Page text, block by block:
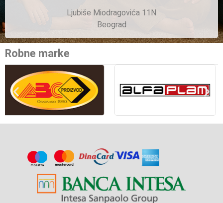
Ljubiše Miodragovića 11N
Beograd
Robne marke